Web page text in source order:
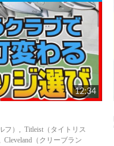
12:34
フ）
Titleist（タイトリス
Cleveland（クリーブラン